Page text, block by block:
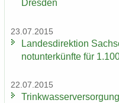
Dres­den
23.07.2015
Lan­des­di­rek­ti­on
not­un­ter­künf­te für
22.07.2015